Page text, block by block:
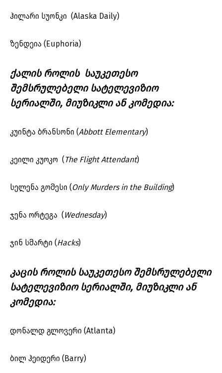
ჰილარი სუონკი (Alaska Daily)
ზენდეია (Euphoria)
ქალის როლის საუკეთესო
შემსრულებელი სატელევიზიო
სერიალში, მიუზიკლი ან კომედია:
კუინტა ბრანსონი (Abbott Elementary)
კეილი კუოკო (The Flight Attendant)
სელენა გომესი (Only Murders in the Building)
ჯენა ორტეგა (Wednesday)
ჯინ სმარტი (Hacks)
კაცის როლის საუკეთესო შემსრულებელი
სატელევიზიო სერიალში, მიუზიკლი ან
კომედია:
დონალდ გლოვერი (Atlanta)
ბილ ჰეიდერი (Barry)